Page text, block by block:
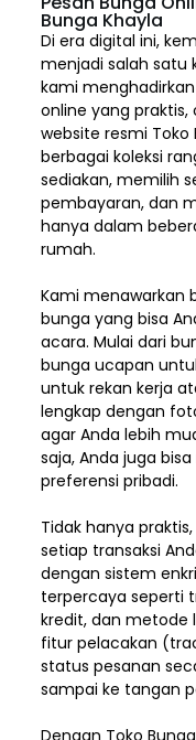
Bunga Khayla
Di era digital ini,
menjadi salah satu
kami
online yang
website resmi Toko
berbagai koleksi
sediakan, memilih
pembayaran, dan
hanya dalam
rumah.
Kami menawarkan
bunga yang bisa
acara. Mulai dari
bunga ucapan
untuk rekan kerja
lengkap dengan
agar Anda lebih
saja, Anda juga
preferensi pribadi.
Tidak hanya
setiap transaksi
dengan sistem
terpercaya seperti
kredit, dan metode
fitur pelacakan
status pesanan
sampai ke tangan
Dengan Toko